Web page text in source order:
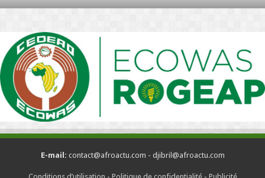
E-mail: contact@afroactu.com - djibril@afroactu.com